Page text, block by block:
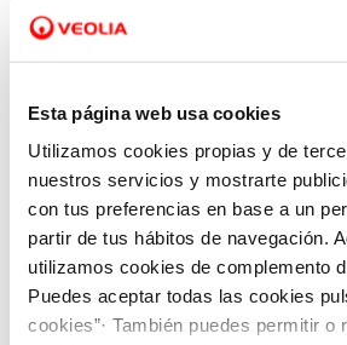
Esta página web usa cookies
Utilizamos cookies propias y de
nuestros servicios y mostrarte
con tus preferencias en base a un
partir de tus hábitos de navegación.
utilizamos cookies de complemento
Puedes aceptar todas las cookies
cookies”· También puedes permitir o
23 AGO 2025
Miles de personas disfrutan
sostenible en el stand de
la inauguración de The